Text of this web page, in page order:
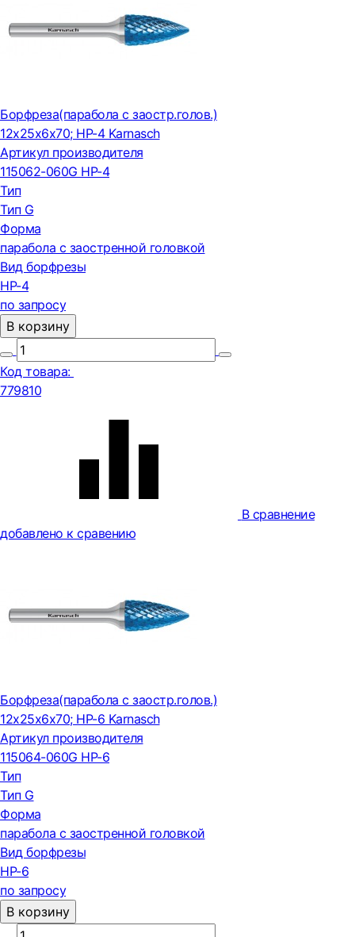
Борфреза(парабола с заостр.голов.)
12x25x6x70; HP-4 Karnasch
Артикул производителя
115062-060G HP-4
Тип
Тип G
Форма
парабола с заостренной головкой
Вид борфрезы
HP-4
по запросу
В корзину
Код товара:
779810
В сравнение
добавлено к сравению
Борфреза(парабола с заостр.голов.)
12x25x6x70; HP-6 Karnasch
Артикул производителя
115064-060G HP-6
Тип
Тип G
Форма
парабола с заостренной головкой
Вид борфрезы
HP-6
по запросу
В корзину